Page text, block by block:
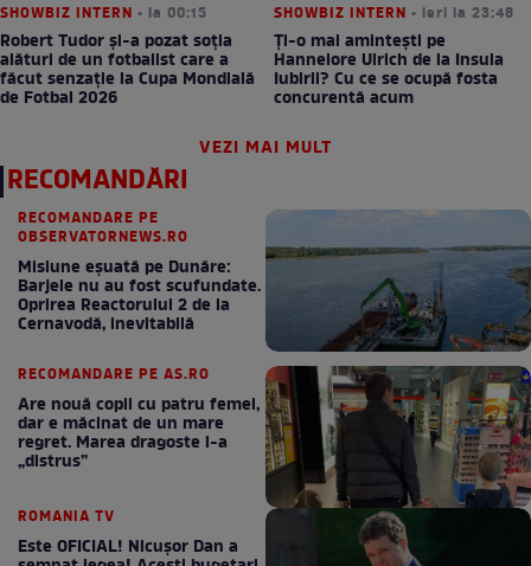
SHOWBIZ INTERN • la 00:15
Robert Tudor și-a pozat soția
alături de un fotbalist care a
făcut senzație la Cupa Mondială
de Fotbal 2026
SHOWBIZ INTERN • ieri la 23:48
Ți-o mai amintești pe
Hannelore Ulrich de la Insula
Iubirii? Cu ce se ocupă fosta
concurentă acum
VEZI MAI MULT
RECOMANDĂRI
RECOMANDARE PE
OBSERVATORNEWS.RO
Misiune eșuată pe Dunăre:
Barjele nu au fost scufundate.
Oprirea Reactorului 2 de la
Cernavodă, inevitabilă
RECOMANDARE PE AS.RO
Are nouă copii cu patru femei,
dar e măcinat de un mare
regret. Marea dragoste l-a
„distrus”
ROMANIA TV
Este OFICIAL! Nicușor Dan a